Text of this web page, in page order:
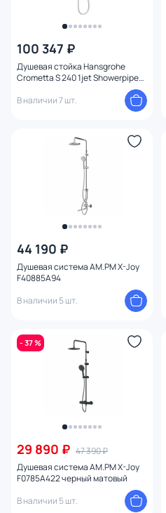
100 347 ₽
Душевая стойка Hansgrohe
Crometta S 240 1jet Showerpipe
В наличии 7 шт.
44 190 ₽
Душевая система AM.PM X-Joy
F40885A94
В наличии 5 шт.
- 37 %
29 890 ₽ 47 390 ₽
Душевая система AM.PM X-Joy
F0785A422 черный матовый
В наличии 5 шт.